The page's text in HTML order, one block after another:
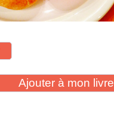
Ajouter à mon livre